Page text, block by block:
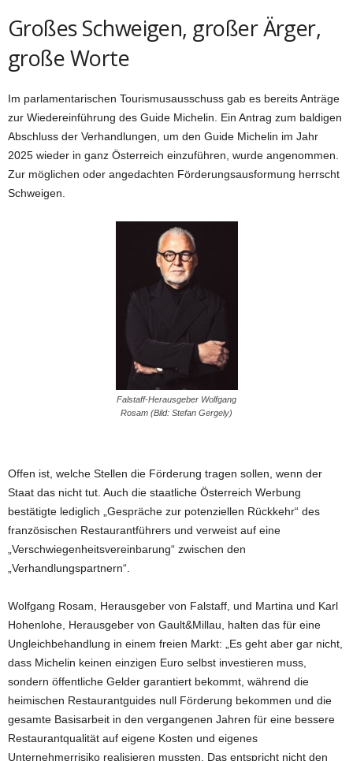
Großes Schweigen, großer Ärger,
große Worte
Im parlamentarischen Tourismusausschuss gab es bereits Anträge
zur Wiedereinführung des Guide Michelin. Ein Antrag zum baldigen
Abschluss der Verhandlungen, um den Guide Michelin im Jahr
2025 wieder in ganz Österreich einzuführen, wurde angenommen.
Zur möglichen oder angedachten Förderungsausformung herrscht
Schweigen.
Falstaff-Herausgeber Wolfgang
Rosam (Bild: Stefan Gergely)
Offen ist, welche Stellen die Förderung tragen sollen, wenn der
Staat das nicht tut. Auch die staatliche Österreich Werbung
bestätigte lediglich „Gespräche zur potenziellen Rückkehr“ des
französischen Restaurantführers und verweist auf eine
„Verschwiegenheitsvereinbarung“ zwischen den
„Verhandlungspartnern“.
Wolfgang Rosam, Herausgeber von Falstaff, und Martina und Karl
Hohenlohe, Herausgeber von Gault&Millau, halten das für eine
Ungleichbehandlung in einem freien Markt: „Es geht aber gar nicht,
dass Michelin keinen einzigen Euro selbst investieren muss,
sondern öffentliche Gelder garantiert bekommt, während die
heimischen Restaurantguides null Förderung bekommen und die
gesamte Basisarbeit in den vergangenen Jahren für eine bessere
Restaurantqualität auf eigene Kosten und eigenes
Unternehmerrisiko realisieren mussten. Das entspricht nicht den